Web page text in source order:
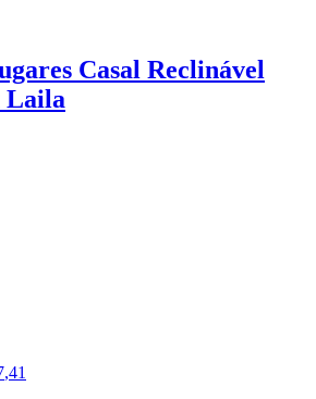
Casal Reclinável
Laila
,41